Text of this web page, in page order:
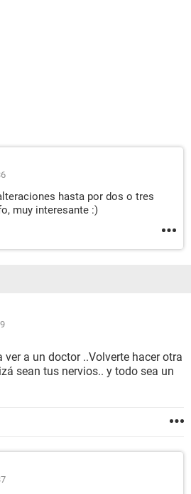
hasta por dos o tres
muy interesante :)
ver a un doctor ..Volverte hacer otra
sean tus nervios.. y todo sea un